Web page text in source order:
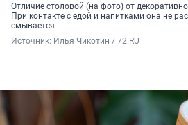
Отличие столовой (на фото) от
При контакте с едой и напитками она не
смывается
Источник: Илья Чикотин / 72.RU